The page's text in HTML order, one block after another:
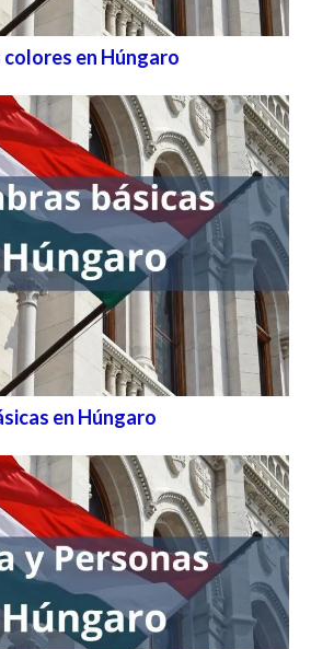
colores en Húngaro
en Húngaro